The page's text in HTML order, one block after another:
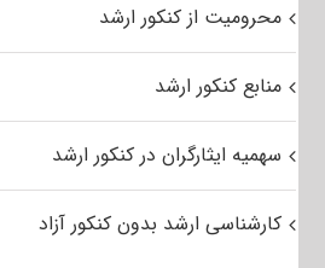
محرومیت از کنکور ارشد
منابع کنکور ارشد
سهمیه ایثارگران در کنکور ارشد
کارشناسی ارشد بدون کنکور آزاد